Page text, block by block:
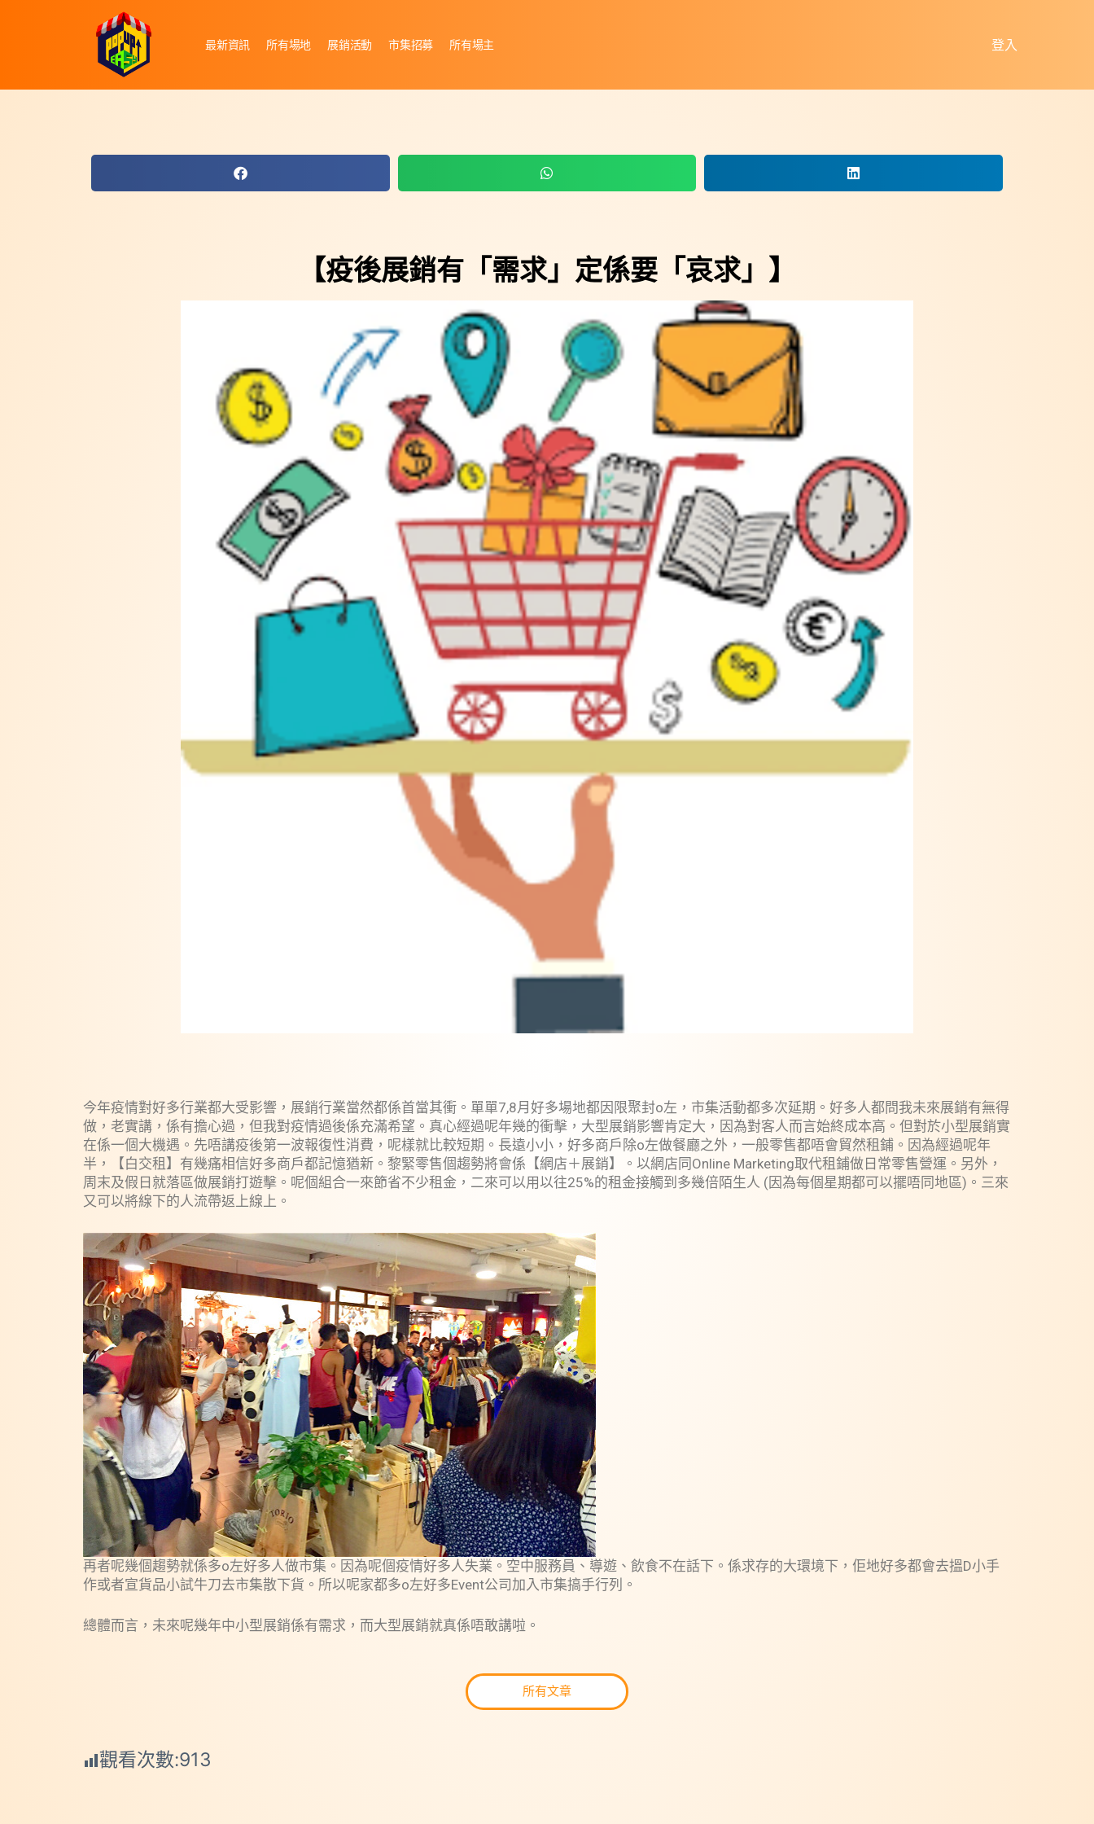
最新資訊 所有場地 展銷活動 市集招募 所有場主 登入
【疫後展銷有「需求」定係要「哀求」】
今年疫情對好多行業都大受影響，展銷行業當然都係首當其衝。單單7,8月好多場地都因限聚封o左，市集活動都多次延期。好多人都問我未來展銷有無得
做，老實講，係有擔心過，但我對疫情過後係充滿希望。真心經過呢年幾的衝擊，大型展銷影響肯定大，因為對客人而言始終成本高。但對於小型展銷實
在係一個大機遇。先唔講疫後第一波報復性消費，呢樣就比較短期。長遠小小，好多商戶除o左做餐廳之外，一般零售都唔會貿然租鋪。因為經過呢年
半，【白交租】有幾痛相信好多商戶都記憶猶新。黎緊零售個趨勢將會係【網店＋展銷】。以網店同Online Marketing取代租鋪做日常零售營運。另外，
周末及假日就落區做展銷打遊擊。呢個組合一來節省不少租金，二來可以用以往25%的租金接觸到多幾倍陌生人 (因為每個星期都可以擺唔同地區)。三來
又可以將線下的人流帶返上線上。
再者呢幾個趨勢就係多o左好多人做市集。因為呢個疫情好多人失業。空中服務員、導遊、飲食不在話下。係求存的大環境下，佢地好多都會去搵D小手
作或者宣貨品小試牛刀去市集散下貨。所以呢家都多o左好多Event公司加入市集搞手行列。
總體而言，未來呢幾年中小型展銷係有需求，而大型展銷就真係唔敢講啦。
所有文章
觀看次數:913